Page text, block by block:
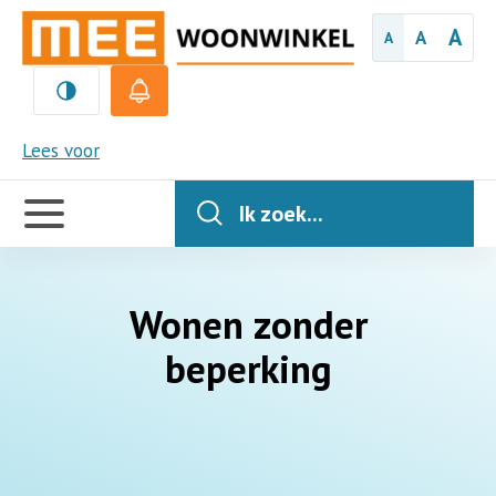
A A A
Lees voor
MEE
Handige
links
Ik zoek...
Wonen zonder
beperking